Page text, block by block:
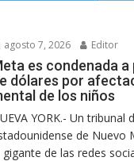
agosto 7, 2026 Editor
es condenada
dólares por
de los niños
YORK.- Un tribunal
de Nuevo
gigante de las redes